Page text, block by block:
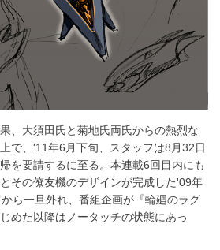
、大須田氏と菊地氏両氏からの熱烈な
で、'11年6月下旬、スタッフは8月32日
を要請するに至る。本連載6回目内にも
その僚友機のデザインが完成した'09年
ら一旦外れ、番組企画が『輪廻のラグ
めた以降はノータッチの状態にあっ